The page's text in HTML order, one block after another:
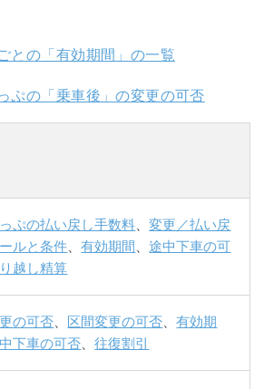
との「有効期間」の一覧
ぷの「乗車後」の変更の可否
ぷの払い戻し手数料 、変更／払い戻
ルと条件 、有効期間 、途中下車の可
越し精算
の可否 区間変更の可否 、有効期
下車の可否 、往復割引